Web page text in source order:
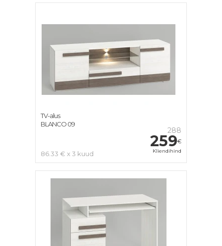
288
259€
Kliendihind
86.33 € x 3 kuud
TV-alus
BLANCO 09